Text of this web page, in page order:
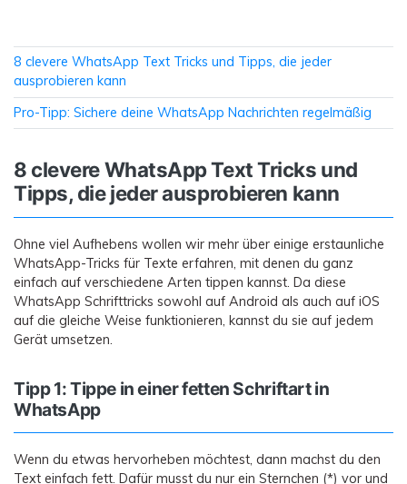
8 clevere WhatsApp Text Tricks und Tipps, die jeder
ausprobieren kann
Pro-Tipp: Sichere deine WhatsApp Nachrichten regelmäßig
8 clevere WhatsApp Text Tricks und
Tipps, die jeder ausprobieren kann
Ohne viel Aufhebens wollen wir mehr über einige erstaunliche
WhatsApp-Tricks für Texte erfahren, mit denen du ganz
einfach auf verschiedene Arten tippen kannst. Da diese
WhatsApp Schrifttricks sowohl auf Android als auch auf iOS
auf die gleiche Weise funktionieren, kannst du sie auf jedem
Gerät umsetzen.
Tipp 1: Tippe in einer fetten Schriftart in
WhatsApp
Wenn du etwas hervorheben möchtest, dann machst du den
Text einfach fett. Dafür musst du nur ein Sternchen (*) vor und